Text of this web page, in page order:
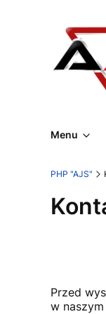
Menu
PHP "AJS"
Przed
w